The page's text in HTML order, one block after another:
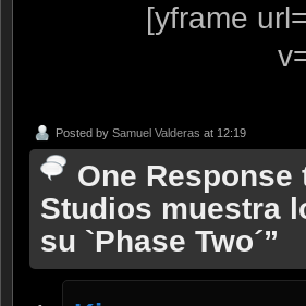
[yframe
Posted by Samuel Valderas at 12:19
One Response
Studios muestra
su `Phase Two´”